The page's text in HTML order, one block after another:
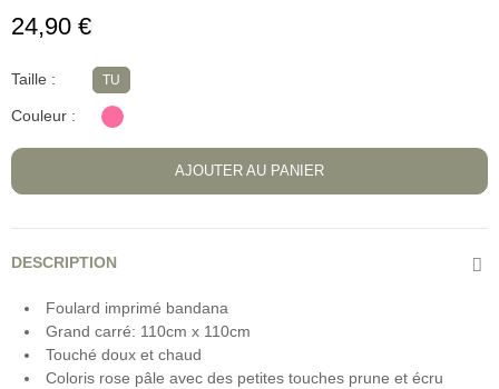
24,90 €
Taille TU
Couleur
AJOUTER AU PANIER
DESCRIPTION
Foulard imprimé bandana
Grand carré: 110cm x 110cm
Touché doux et chaud
Coloris rose pâle avec des petites touches prune et écru